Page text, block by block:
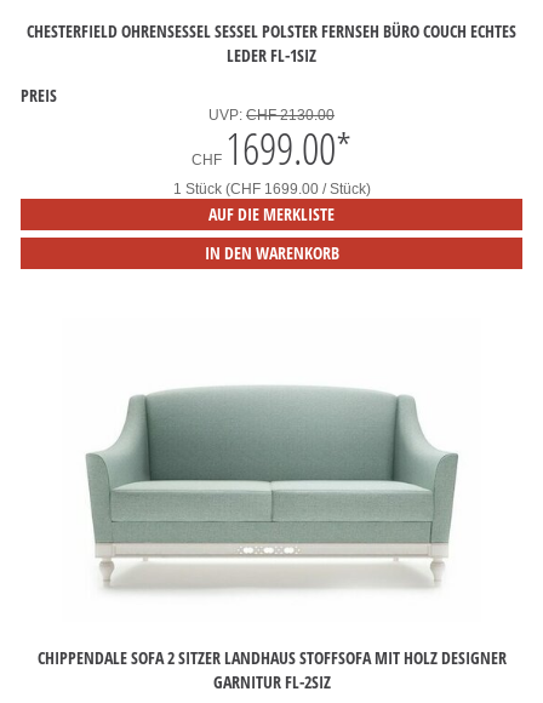
CHESTERFIELD OHRENSESSEL SESSEL POLSTER FERNSEH BÜRO COUCH ECHTES
LEDER FL-1SIZ
PREIS
UVP: CHF 2130.00
CHF 1699.00*
1 Stück (CHF 1699.00 / Stück)
AUF DIE MERKLISTE
IN DEN WARENKORB
CHIPPENDALE SOFA 2 SITZER LANDHAUS STOFFSOFA MIT HOLZ DESIGNER
GARNITUR FL-2SIZ